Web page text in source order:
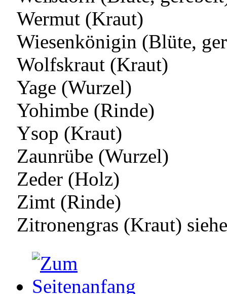
Wermut (Kraut)
Wiesenkönigin (Blüte,
Wolfskraut (Kraut)
Yage (Wurzel)
Yohimbe (Rinde)
Ysop (Kraut)
Zaunrübe (Wurzel)
Zeder (Holz)
Zimt (Rinde)
Zitronengras (Kraut)